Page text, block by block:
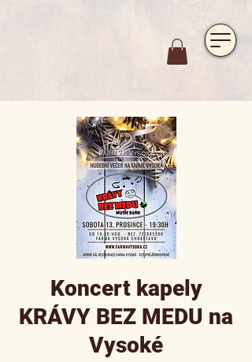
Koncert kapely
KRÁVY BEZ MEDU na
Vysoké